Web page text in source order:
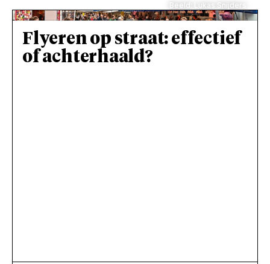
Beeld: Lukas Snijders
Flyeren op straat: effectief
of achterhaald?